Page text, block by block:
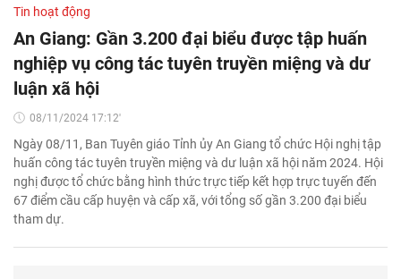
Tin hoạt động
An Giang: Gần 3.200 đại biểu được tập huấn
nghiệp vụ công tác tuyên truyền miệng và dư
luận xã hội
08/11/2024 17:12'
Ngày 08/11, Ban Tuyên giáo Tỉnh ủy An Giang tổ chức Hội nghị tập
huấn công tác tuyên truyền miệng và dư luận xã hội năm 2024. Hội
nghị được tổ chức bằng hình thức trực tiếp kết hợp trực tuyến đến
67 điểm cầu cấp huyện và cấp xã, với tổng số gần 3.200 đại biểu
tham dự.